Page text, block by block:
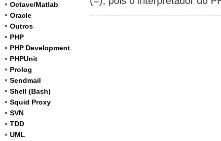
Octave/Matlab
Oracle
Outros
PHP
PHP Development
PHPUnit
Prolog
Sendmail
Shell (Bash)
Squid Proxy
SVN
TDD
UML